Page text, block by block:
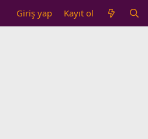
Giriş yap Kayıt ol